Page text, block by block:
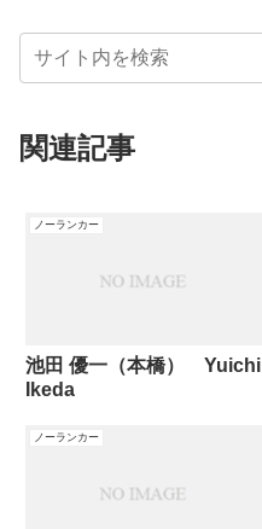
関連記事
ノーランカー
池田 優一（本橋） Yuichi
Ikeda
ノーランカー